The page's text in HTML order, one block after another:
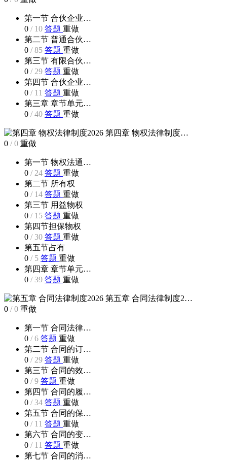
第一节 合伙企业…
0 / 10 答题 重做
第二节 普通合伙…
0 /85 答题 重做
第三节 有限合伙…
0 / 29 答题 重做
第四节 合伙企业…
0 / 11 答题 重做
第三章 章节单元…
0 /40 答题 重做
第四章 物权法律制度…
0 /0 重做
第一节 物权法通…
0 / 24 答题 重做
第二节 所有权
0 / 14 答题 重做
第三节 用益物权
0 / 15 答题 重做
第四节担保物权
0 / 30 答题 重做
第五节占有
0 / 5 答题 重做
第四章 章节单元…
0 / 39 答题 重做
第五章 合同法律制度2…
0 /0 重做
第一节 合同法律…
0 /6 答题 重做
第二节 合同的订…
0 / 29 答题 重做
第三节 合同的效…
0 /9 答题 重做
第四节 合同的履…
0 / 34 答题 重做
第五节 合同的保…
0 / 11 答题 重做
第六节 合同的变…
0 / 11 答题 重做
第七节 合同的消…